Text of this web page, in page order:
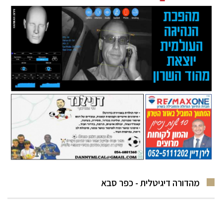
מהדורה דיגיטלית - כפר סבא